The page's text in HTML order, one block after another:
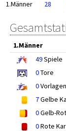
1.Männer
28
1.Männer
49Spiele
0Tore
0Vorlagen
7Gelbe
0Gelb-
0Rote